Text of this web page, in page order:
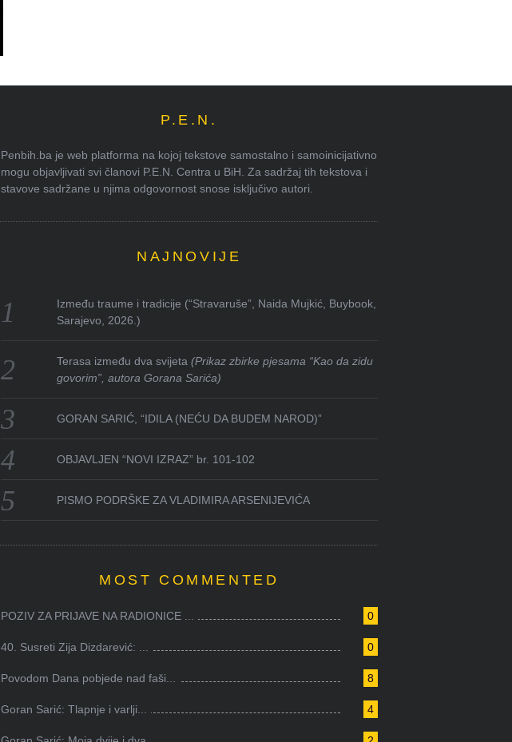
P.E.N.
Penbih.ba je web platforma na kojoj tekstove samostalno i samoinicijativno
mogu objavljivati svi članovi P.E.N. Centra u BiH. Za sadržaj tih tekstova i
stavove sadržane u njima odgovornost snose isključivo autori.
NAJNOVIJE
Između traume i tradicije (“Stravaruše”, Naida Mujkić, Buybook,
Sarajevo, 2026.)
Terasa između dva svijeta(Prikaz zbirke pjesama “Kao da zidu
govorim”, autora Gorana Sarića)
GORAN SARIĆ, “IDILA (NEĆU DA BUDEM NAROD)”
OBJAVLJEN “NOVI IZRAZ” br. 101-102
PISMO PODRŠKE ZA VLADIMIRA ARSENIJEVIĆA
MOST COMMENTED
0
POZIV ZA PRIJAVE NA RADIONICE ...
0
40. Susreti Zija Dizdarević: ...
8
Povodom Dana pobjede nad faši...
4
Goran Sarić: Tlapnje i varlji...